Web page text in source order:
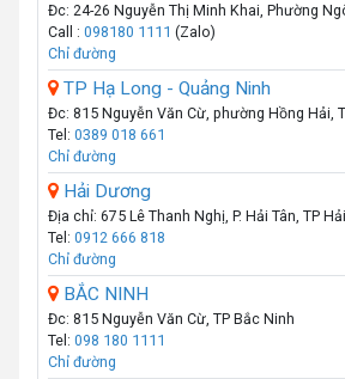
Đc: 24-26 Nguyễn Thị Minh Khai, Phường
Call : 098180 1111 (Zalo)
Chỉ đường
TP Hạ Long - Quảng Ninh
Đc: 815 Nguyễn Văn Cừ, phường Hồng Hải,
Tel: 0389 018 661
Chỉ đường
Hải Dương
Địa chỉ: 675 Lê Thanh Nghị, P. Hải Tân, TP
Tel: 0912 666 818
Chỉ đường
BẮC NINH
Đc: 815 Nguyễn Văn Cừ, TP Bắc Ninh
Tel: 098 180 1111
Chỉ đường